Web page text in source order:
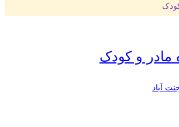
مادر و کودک